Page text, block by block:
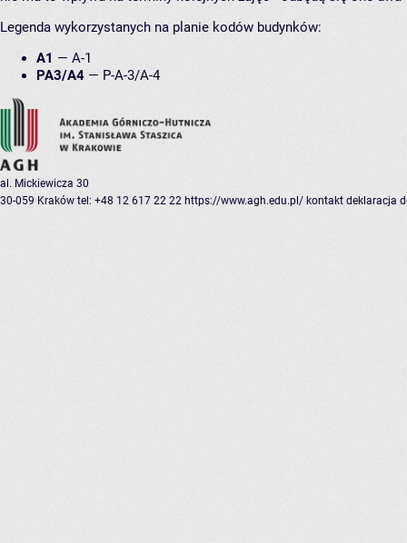
Legenda wykorzystanych na planie kodów budynków:
A1 — A-1
PA3/A4 — P-A-3/A-4
al. Mickiewicza 30
30-059 Kraków tel: +48 12 617 22 22 https://www.agh.edu.pl/ kontakt deklaracja